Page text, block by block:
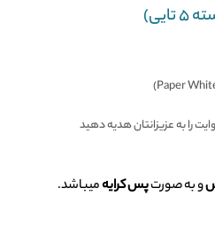
را به عزیزانتان هدیه دهید
و به صورتپس کرایهمیباشد.